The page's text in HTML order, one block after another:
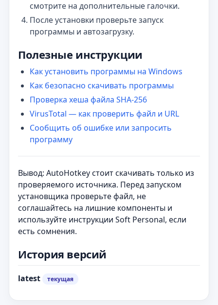
смотрите на дополнительные галочки.
После установки проверьте запуск
программы и автозагрузку.
Полезные инструкции
Как установить программы на Windows
Как безопасно скачивать программы
Проверка хеша файла SHA-256
VirusTotal — как проверить файл и URL
Сообщить об ошибке или запросить
программу
Вывод: AutoHotkey стоит скачивать только из
проверяемого источника. Перед запуском
установщика проверьте файл, не
соглашайтесь на лишние компоненты и
используйте инструкции Soft Personal, если
есть сомнения.
История версий
latest текущая